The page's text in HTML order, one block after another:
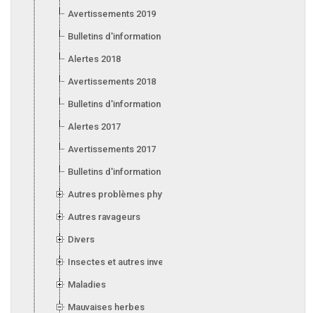
Avertissements 2019
Bulletins d'information 2019
Alertes 2018
Avertissements 2018
Bulletins d'information 2018
Alertes 2017
Avertissements 2017
Bulletins d'information 2017
Autres problèmes phytosanitaires
Autres ravageurs
Divers
Insectes et autres invertébrés
Maladies
Mauvaises herbes